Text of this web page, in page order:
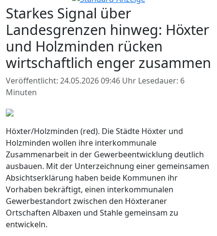
Starkes Signal über
Landesgrenzen hinweg: Höxter
und Holzminden rücken
wirtschaftlich enger zusammen
Veröffentlicht: 24.05.2026 09:46 Uhr Lesedauer: 6
Minuten
Höxter/Holzminden (red). Die Städte Höxter und
Holzminden wollen ihre interkommunale
Zusammenarbeit in der Gewerbeentwicklung deutlich
ausbauen. Mit der Unterzeichnung einer gemeinsamen
Absichtserklärung haben beide Kommunen ihr
Vorhaben bekräftigt, einen interkommunalen
Gewerbestandort zwischen den Höxteraner
Ortschaften Albaxen und Stahle gemeinsam zu
entwickeln.